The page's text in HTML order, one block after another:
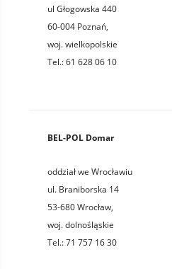
ul Głogowska 440
60-004 Poznań,
woj.wielkopolskie
Tel.:61 628 06 10
BEL-POL Domar
oddział we Wrocławiu
ul. Braniborska 14
53-680Wrocław,
woj.dolnośląskie
Tel.:71 757 16 30